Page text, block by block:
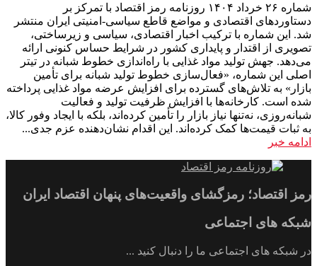
شماره ۲۶ خرداد ۱۴۰۴ روزنامه رمز اقتصاد با تمرکز بر
دستاوردهای اقتصادی و مواضع قاطع سیاسی-امنیتی ایران منتشر
شد. این شماره با ترکیب اخبار اقتصادی، سیاسی و زیرساختی،
تصویری از اقتدار و پایداری کشور در شرایط حساس کنونی ارائه
می‌دهد. جهش تولید مواد غذایی با راه‌اندازی خطوط شبانه در تیتر
اصلی این شماره، «فعال‌سازی خطوط تولید شبانه برای تأمین
بازار» به تلاش‌های گسترده برای افزایش عرضه مواد غذایی پرداخته
شده است. کارخانه‌ها با افزایش ظرفیت تولید و فعالیت
شبانه‌روزی، نه‌تنها نیاز بازار را تأمین کرده‌اند، بلکه با ایجاد وفور کالا،
به ثبات قیمت‌ها کمک کرده‌اند. این اقدام نشان‌دهنده عزم جدی...
ادامه خبر
رمز اقتصاد؛ رمزگشای واقعیت‌های پنهان اقتصاد ایران
شبکه های اجتماعی
در شبکه های اجتماعی ما را دنبال کنید ...